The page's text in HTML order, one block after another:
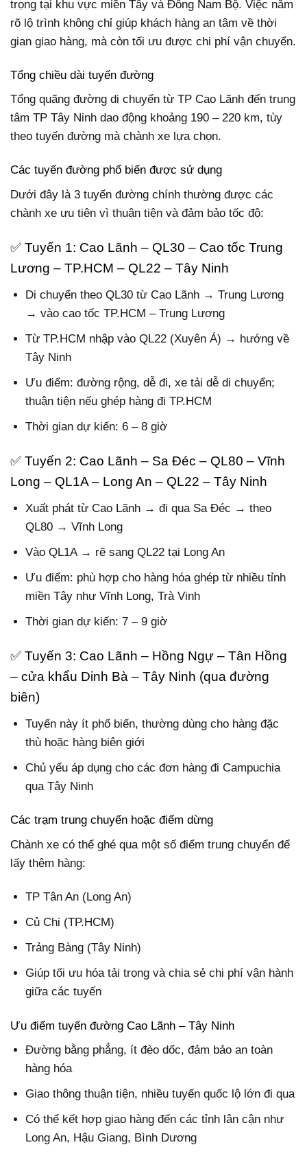
trọng tại khu vực miền Tây và Đông Nam Bộ. Việc nắm
rõ lộ trình không chỉ giúp khách hàng an tâm về thời
gian giao hàng, mà còn tối ưu được chi phí vận chuyển.
Tổng chiều dài tuyến đường
Tổng quãng đường di chuyển từ TP Cao Lãnh đến trung
tâm TP Tây Ninh dao động khoảng 190 – 220 km, tùy
theo tuyến đường mà chành xe lựa chọn.
Các tuyến đường phổ biến được sử dụng
Dưới đây là 3 tuyến đường chính thường được các
chành xe ưu tiên vì thuận tiện và đảm bảo tốc độ:
✅ Tuyến 1: Cao Lãnh – QL30 – Cao tốc Trung
Lương – TP.HCM – QL22 – Tây Ninh
Di chuyển theo QL30 từ Cao Lãnh → Trung Lương
→ vào cao tốc TP.HCM – Trung Lương
Từ TP.HCM nhập vào QL22 (Xuyên Á) → hướng về
Tây Ninh
Ưu điểm: đường rộng, dễ đi, xe tải dễ di chuyển;
thuận tiện nếu ghép hàng đi TP.HCM
Thời gian dự kiến: 6 – 8 giờ
✅ Tuyến 2: Cao Lãnh – Sa Đéc – QL80 – Vĩnh
Long – QL1A – Long An – QL22 – Tây Ninh
Xuất phát từ Cao Lãnh → đi qua Sa Đéc → theo
QL80 → Vĩnh Long
Vào QL1A → rẽ sang QL22 tại Long An
Ưu điểm: phù hợp cho hàng hóa ghép từ nhiều tỉnh
miền Tây như Vĩnh Long, Trà Vinh
Thời gian dự kiến: 7 – 9 giờ
✅ Tuyến 3: Cao Lãnh – Hồng Ngự – Tân Hồng
– cửa khẩu Dinh Bà – Tây Ninh (qua đường
biên)
Tuyến này ít phổ biến, thường dùng cho hàng đặc
thù hoặc hàng biên giới
Chủ yếu áp dụng cho các đơn hàng đi Campuchia
qua Tây Ninh
Các trạm trung chuyển hoặc điểm dừng
Chành xe có thể ghé qua một số điểm trung chuyển để
lấy thêm hàng:
TP Tân An (Long An)
Củ Chi (TP.HCM)
Trảng Bàng (Tây Ninh)
Giúp tối ưu hóa tải trọng và chia sẻ chi phí vận hành
giữa các tuyến
Ưu điểm tuyến đường Cao Lãnh – Tây Ninh
Đường bằng phẳng, ít đèo dốc, đảm bảo an toàn
hàng hóa
Giao thông thuận tiện, nhiều tuyến quốc lộ lớn đi qua
Có thể kết hợp giao hàng đến các tỉnh lân cận như
Long An, Hậu Giang, Bình Dương